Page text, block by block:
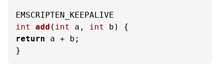
int
add ( int a, int b)
return a + b;
}